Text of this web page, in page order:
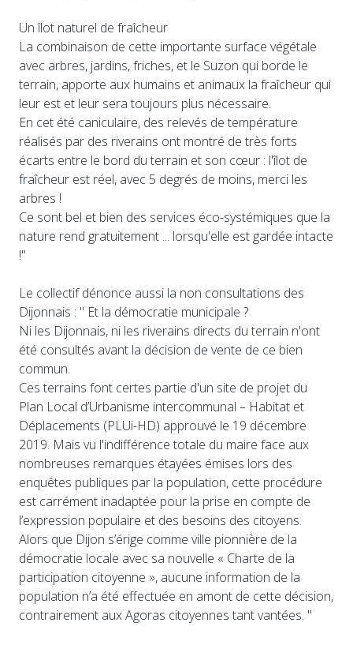
Un îlot naturel de fraîcheur
La combinaison de cette importante surface végétale
avec arbres, jardins, friches, et le Suzon qui borde le
terrain, apporte aux humains et animaux la fraîcheur qui
leur est et leur sera toujours plus nécessaire.
En cet été caniculaire, des relevés de température
réalisés par des riverains ont montré de très forts
écarts entre le bord du terrain et son cœur : l'îlot de
fraîcheur est réel, avec 5 degrés de moins, merci les
arbres !
Ce sont bel et bien des services éco-systémiques que la
nature rend gratuitement ... lorsqu'elle est gardée intacte
!"
Le collectif dénonce aussi la non consultations des
Dijonnais : " Et la démocratie municipale ?
Ni les Dijonnais, ni les riverains directs du terrain n'ont
été consultés avant la décision de vente de ce bien
commun.
Ces terrains font certes partie d'un site de projet du
Plan Local d’Urbanisme intercommunal – Habitat et
Déplacements (PLUi-HD) approuvé le 19 décembre
2019. Mais vu l'indifférence totale du maire face aux
nombreuses remarques étayées émises lors des
enquêtes publiques par la population, cette procédure
est carrément inadaptée pour la prise en compte de
l’expression populaire et des besoins des citoyens.
Alors que Dijon s’érige comme ville pionnière de la
démocratie locale avec sa nouvelle « Charte de la
participation citoyenne », aucune information de la
population n’a été effectuée en amont de cette décision,
contrairement aux Agoras citoyennes tant vantées. "